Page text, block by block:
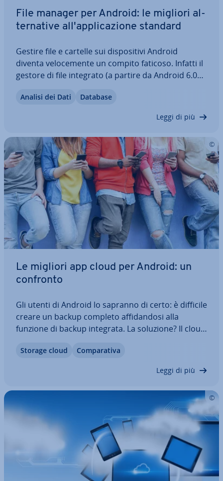
File manager per Android: le migliori al­
ter­na­ti­ve al­l'ap­pli­ca­zio­ne standard
Gestire file e cartelle sui di­spo­si­ti­vi Android
diventa ve­lo­ce­men­te un compito faticoso. Infatti il
gestore di file integrato (a partire da Android 6.0
del sistema operativo e presenta solo funzioni di
Analisi dei Dati Database
Leggi di più
Le migliori app cloud per Android: un
confronto
Gli utenti di Android lo sapranno di certo: è difficile
creare un backup completo af­fi­dan­do­si alla
funzione di backup integrata. La soluzione? Il cloud
dati su Google, dovrai cercare un altro spazio di
Storage cloud Com­pa­ra­ti­va
Leggi di più